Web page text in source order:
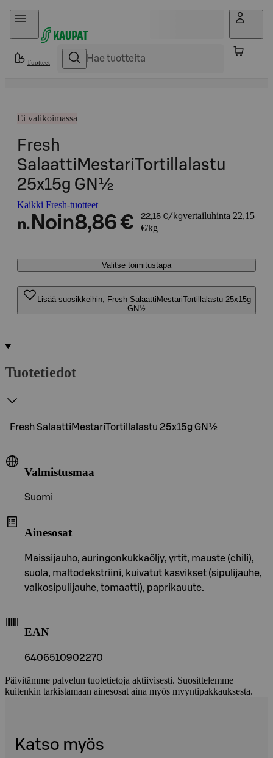
Hyppää sisältöön
Tuotteet
Ei valikoimassa
Fresh
SalaattiMestariTortillalastu
25x15g GN½
Kaikki Fresh-tuotteet
n. Noin8,86 € 22,15 €/kgvertailuhinta 22,15
€/kg
Valitse toimitustapa
Lisää suosikkeihin, Fresh SalaattiMestariTortillalastu 25x15g
GN½
Tuotetiedot
Fresh SalaattiMestariTortillalastu 25x15g GN½
Valmistusmaa
Suomi
Ainesosat
Maissijauho, auringonkukkaöljy, yrtit, mauste (chili),
suola, maltodekstriini, kuivatut kasvikset (sipulijauhe,
valkosipulijauhe, tomaatti), paprikauute.
EAN
6406510902270
Päivitämme palvelun tuotetietoja aktiivisesti. Suosittelemme
kuitenkin tarkistamaan ainesosat aina myös myyntipakkauksesta.
Katso myös